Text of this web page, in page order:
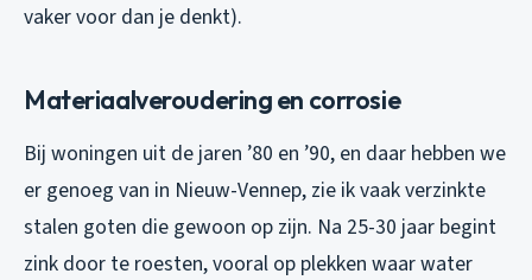
vaker voor dan je denkt).
Materiaalveroudering en corrosie
Bij woningen uit de jaren ’80 en ’90, en daar hebben we
er genoeg van in Nieuw-Vennep, zie ik vaak verzinkte
stalen goten die gewoon op zijn. Na 25-30 jaar begint
zink door te roesten, vooral op plekken waar water